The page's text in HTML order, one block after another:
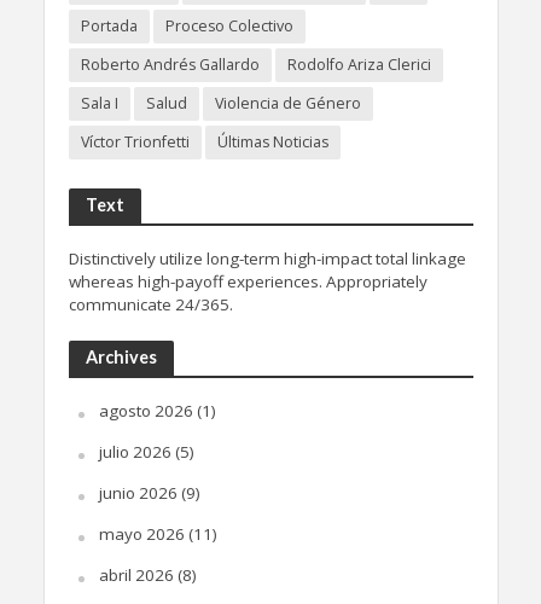
Portada
Proceso Colectivo
Roberto Andrés Gallardo
Rodolfo Ariza Clerici
Sala I
Salud
Violencia de Género
Víctor Trionfetti
Últimas Noticias
Text
Distinctively utilize long-term high-impact total linkage
whereas high-payoff experiences. Appropriately
communicate 24/365.
Archives
agosto 2026 (1)
julio 2026 (5)
junio 2026 (9)
mayo 2026 (11)
abril 2026 (8)